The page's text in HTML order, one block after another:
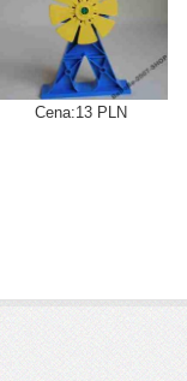
Cena:13 PLN